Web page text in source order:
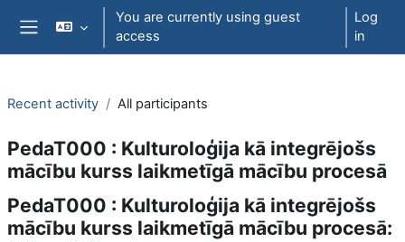
Skip to main content
You are currently using guest
access
Log
in
Recent activity All participants
PedaT000 : Kulturoloģija kā integrējošs
mācību kurss laikmetīgā mācību procesā
PedaT000 : Kulturoloģija kā integrējošs
mācību kurss laikmetīgā mācību procesā: